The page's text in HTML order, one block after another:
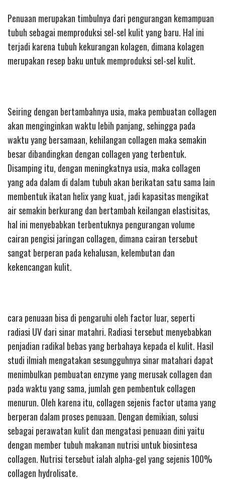
Penuaan merupakan timbulnya dari pengurangan kemampuan
tubuh sebagai memproduksi sel-sel kulit yang baru. Hal ini
terjadi karena tubuh kekurangan kolagen, dimana kolagen
merupakan resep baku untuk memproduksi sel-sel kulit.
Seiring dengan bertambahnya usia, maka pembuatan collagen
akan menginginkan waktu lebih panjang, sehingga pada
waktu yang bersamaan, kehilangan collagen maka semakin
besar dibandingkan dengan collagen yang terbentuk.
Disamping itu, dengan meningkatnya usia, maka collagen
yang ada dalam di dalam tubuh akan berikatan satu sama lain
membentuk ikatan helix yang kuat, jadi kapasitas mengikat
air semakin berkurang dan bertambah keilangan elastisitas,
hal ini menyebabkan terbentuknya pengurangan volume
cairan pengisi jaringan collagen, dimana cairan tersebut
sangat berperan pada kehalusan, kelembutan dan
kekencangan kulit.
cara penuaan bisa di pengaruhi oleh factor luar, seperti
radiasi UV dari sinar matahri. Radiasi tersebut menyebabkan
penjadian radikal bebas yang berbahaya kepada el kulit. Hasil
studi ilmiah mengatakan sesungguhnya sinar matahari dapat
menimbulkan pembuatan enzyme yang merusak collagen dan
pada waktu yang sama, jumlah gen pembentuk collagen
menurun. Oleh karena itu, collagen sejenis factor utama yang
berperan dalam proses penuaan. Dengan demikian, solusi
sebagai perawatan kulit dan mengatasi penuaan dini yaitu
dengan member tubuh makanan nutrisi untuk biosintesa
collagen. Nutrisi tersebut ialah alpha-gel yang sejenis 100%
collagen hydrolisate.